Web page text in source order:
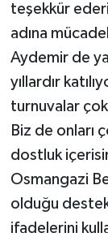
teşekkür
adına
Aydemir de
yıllardır
turnuvalar
Biz de onları
dostluk
Osmangazi
olduğu
ifadelerini